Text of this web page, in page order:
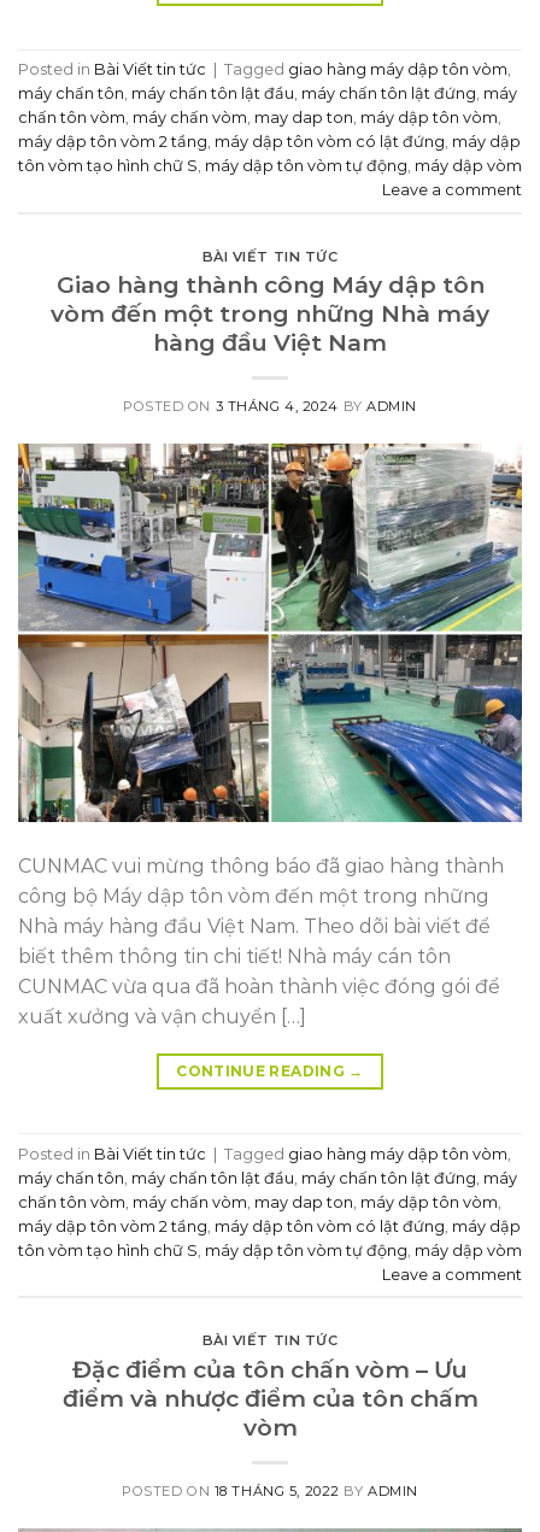
Posted in Bài Viết tin tức Tagged giao hàng máy dập tôn vòm
máy chấn tôn máy chấn tôn lật đầu máy chấn tôn lật đứng máy
chấn tôn vòm máy chấn vòm may dap ton máy dập tôn vòm
máy dập tôn vòm 2 tầng máy dập tôn vòm có lật đứng máy dập
tôn vòm tạo hình chữ S máy dập tôn vòm tự động máy dập vòm
Leave a comment
BÀI VIẾT TIN TỨC
Giao hàng thành công Máy dập tôn
vòm đến một trong những Nhà máy
hàng đầu Việt Nam
POSTED ON 3 THÁNG 4, 2024 BYADMIN
CUNMAC vui mừng thông báo đã giao hàng thành
công bộ Máy dập tôn vòm đến một trong những
Nhà máy hàng đầu Việt Nam. Theo dõi bài viết để
biết thêm thông tin chi tiết! Nhà máy cán tôn
CUNMAC vừa qua đã hoàn thành việc đóng gói để
xuất xưởng và vận chuyển […]
CONTINUE READING →
Posted in Bài Viết tin tức | Tagged giao hàng máy dập tôn vòm
máy chấn tôn máy chấn tôn lật đầu máy chấn tôn lật đứng máy
chấn tôn vòm máy chấn vòm may dap ton máy dập tôn vòm
máy dập tôn vòm 2 tầng máy dập tôn vòm có lật đứng máy dập
tôn vòm tạo hình chữ S máy dập tôn vòm tự động máy dập vòm
Leave a comment
BÀI VIẾT TIN TỨC
Đặc điểm của tôn chấn vòm – Ưu
điểm và nhược điểm của tôn chấm
vòm
POSTED ON 18 THÁNG 5, 2022 BY ADMIN